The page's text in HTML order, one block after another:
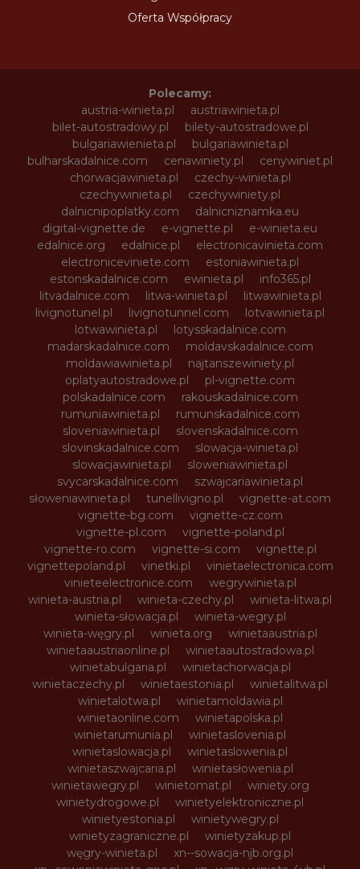
Oferta Współpracy
Polecamy:
austria-winieta.pl
austriawinieta.pl
bilet-autostradowy.pl
bilety-autostradowe.pl
bulgariawienieta.pl
bulgariawinieta.pl
bulharskadalnice.com
cenawiniety.pl
cenywiniet.pl
chorwacjawinieta.pl
czechy-winieta.pl
czechywinieta.pl
czechywiniety.pl
dalnicnipoplatky.com
dalnicniznamka.eu
digital-vignette.de
e-vignette.pl
e-winieta.eu
edalnice.org
edalnice.pl
electronicavinieta.com
electroniceviniete.com
estoniawinieta.pl
estonskadalnice.com
ewinieta.pl
info365.pl
litvadalnice.com
litwa-winieta.pl
litwawinieta.pl
livignotunel.pl
livignotunnel.com
lotvawinieta.pl
lotwawinieta.pl
lotysskadalnice.com
madarskadalnice.com
moldavskadalnice.com
moldawiawinieta.pl
najtanszewiniety.pl
oplatyautostradowe.pl
pl-vignette.com
polskadalnice.com
rakouskadalnice.com
rumuniawinieta.pl
rumunskadalnice.com
sloveniawinieta.pl
slovenskadalnice.com
slovinskadalnice.com
slowacja-winieta.pl
slowacjawinieta.pl
sloweniawinieta.pl
svycarskadalnice.com
szwajcariawinieta.pl
słoweniawinieta.pl
tunellivigno.pl
vignette-at.com
vignette-bg.com
vignette-cz.com
vignette-pl.com
vignette-poland.pl
vignette-ro.com
vignette-si.com
vignette.pl
vignettepoland.pl
vinetki.pl
vinietaelectronica.com
vinieteelectronice.com
wegrywinieta.pl
winieta-austria.pl
winieta-czechy.pl
winieta-litwa.pl
winieta-słowacja.pl
winieta-wegry.pl
winieta-węgry.pl
winieta.org
winietaaustria.pl
winietaaustriaonline.pl
winietaautostradowa.pl
winietabulgaria.pl
winietachorwacja.pl
winietaczechy.pl
winietaestonia.pl
winietalitwa.pl
winietalotwa.pl
winietamoldawia.pl
winietaonline.com
winietapolska.pl
winietarumunia.pl
winietaslovenia.pl
winietaslowacja.pl
winietaslowenia.pl
winietaszwajcaria.pl
winietasłowenia.pl
winietawegry.pl
winietomat.pl
winiety.org
winietydrogowe.pl
winietyelektroniczne.pl
winietyestonia.pl
winietywegry.pl
winietyzagraniczne.pl
winietyzakup.pl
węgry-winieta.pl
xn--sowacja-njb.org.pl